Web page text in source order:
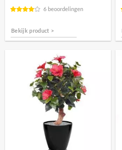
6 beoordelingen
Bekijk product >